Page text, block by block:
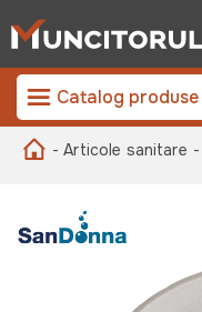
Catalog produse
- Articole sanitare